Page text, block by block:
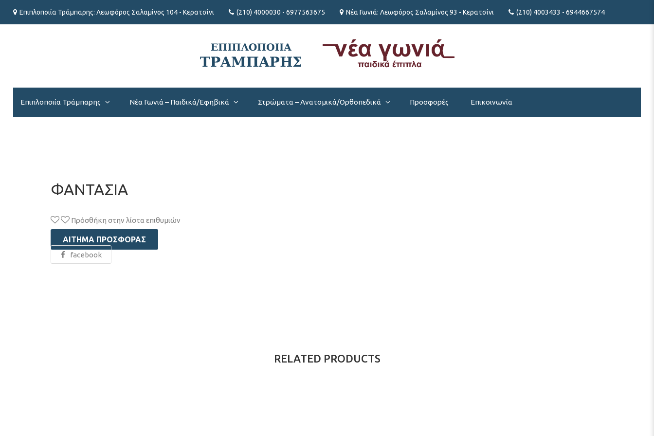
Επιπλοποιία Τράμπαρης: Λεωφόρος Σαλαμίνος 104 - Κερατσίνι (210) 4000030 - 6977563675 Νέα Γωνιά: Λεωφόρος Σαλαμίνος 93 - Κερατσίνι (210) 4003433 - 6944667574
Επιπλοποιία Τράμπαρης Νέα Γωνιά – Παιδικά/Εφηβικά Στρώματα – Ανατομικά/Ορθοπεδικά Προσφορές Επικοινωνία
ΦΑΝΤΑΣΙΑ
Πρόσθήκη στην λίστα επιθυμιών
ΑΊΤΗΜΑ ΠΡΟΣΦΟΡΆΣ
facebook
RELATED PRODUCTS